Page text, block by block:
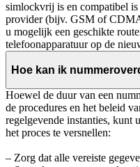
simlockvrij is en compatibel
provider (bijv. GSM of
u mogelijk een geschikte
telefoonapparatuur op de
Hoe kan ik
Hoewel de duur van een
de procedures en het beleid
regelgevende instanties, kunt
het proces te versnellen:
– Zorg dat alle vereiste